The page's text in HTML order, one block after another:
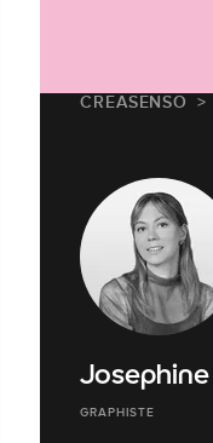
CREASENSO
Josephine
GRAPHISTE